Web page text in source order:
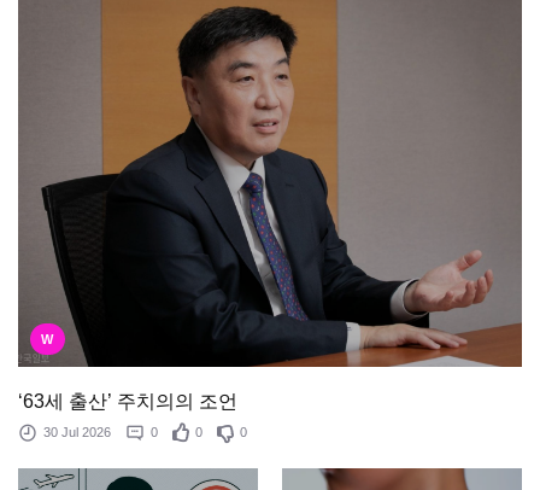
W
‘63세 출산’ 주치의의 조언
30 Jul 2026 0 0 0